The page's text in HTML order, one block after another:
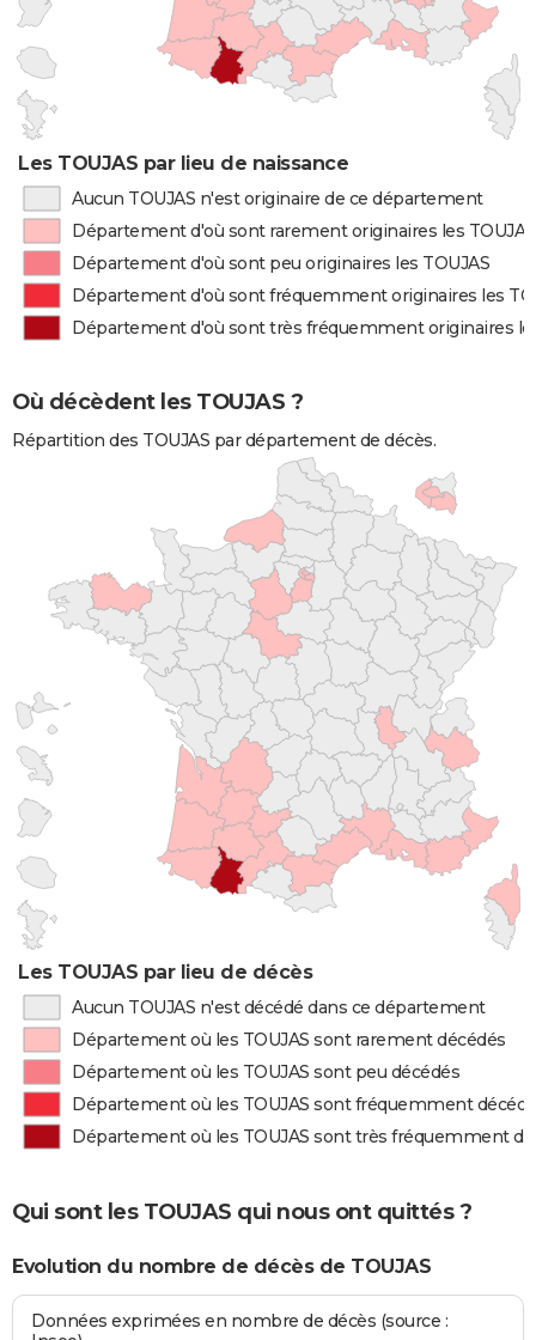
Les TOUJAS par lieu de naissance
Aucun TOUJAS n'est originaire de ce département
Département d'où sont rarement originaires les TOUJAS
Département d'où sont peu originaires les TOUJAS
Département d'où sont fréquemment originaires les
Département d'où sont très fréquemment originaires
Où décèdent les TOUJAS ?
Répartition des TOUJAS par département de décès.
Les TOUJAS par lieu de décès
Aucun TOUJAS n'est décédé dans ce département
Département où les TOUJAS sont rarement décédés
Département où les TOUJAS sont peu décédés
Département où les TOUJAS sont fréquemment
Département où les TOUJAS sont très fréquemment
Qui sont les TOUJAS qui nous ont quittés ?
Evolution du nombre de décès de TOUJAS
Données exprimées en nombre de décès (source :